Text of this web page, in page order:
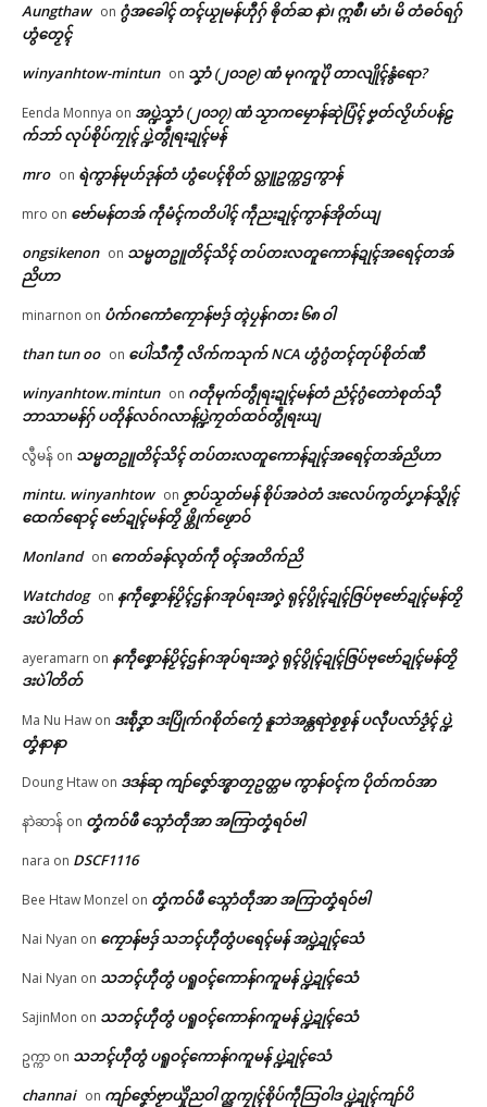
ဌာန်ပရိုၚ်ဗၠးၜးမန်
ရုဲစှ်
🏛 လညာတ်ပါ်ပဲါ
ညးဒါန်လိက်
Related
တၠအဝဵုပၞာန် မဂြောပ်လဝ်ကယျိုၚ်
May 19, 2026
ဂၠံၚ်တရဴဂကူမန်ဂှ် စိုပ်မံၚ်ဂၠံၚ်လဵုရ
March 23, 2026
In "ပရိုၚ်"
Aungthaw on ဂွံအခေါၚ် တၚ်ယၟုမန်ဟီုဂှ် ၜိုတ်ဆ နာဲ၊ ဣစဳ၊ မာံ၊ မိ တံဓဝ်ရဂှ်
ဟွံတၟေၚ်
winyanhtow-mintun on သၞာံ (၂၀၁၉) ဏံ မုဂကူပိုဲ တာလျိုၚ်နွံရော?
Eenda Monnya on အပ္ဍဲသၞာံ (၂၀၁၇) ဏံ သၟာကမၠောန်ဆုဲပြံၚ် ဗၞတ်လၟိဟ်ပန်ဠ
က်ဘာ် လုပ်စိုပ်ကၠုၚ် ပ္ဍဲတွဵုရးဍုၚ်မန်
mro on ရဲကွာန်မုဟ်ဒုန်တံ ဟွံပေၚ်စိုတ် လ္တူဥက္ကဌကွာန်
mro on ဗော်မန်တအ် ကဵုမံၚ်ကတိပါၚ် ကဵုညးဍုၚ်ကွာန်အိုတ်ယျ
ongsikenon on သမ္မတဥူတိၚ်သိၚ် တပ်တးလတူကောန်ဍုၚ်အရေၚ်တအ်
ညိဟာ
minarnon on ပံက်ဂကောံကၠောန်ဗဒှ် တ္ၚဲပၠန်ဂတး ၆၈ ဝါ
than tun oo on ပေါဲသဳကၠဳ လိက်ကသုက် NCA ဟွံဂွံတၚ်တုပ်စိုတ်ဏီ
winyanhtow.mintun on ဂတဵုမုက်တွဵုရးဍုၚ်မန်တံ ညံၚ်ဂွံတောဲစုတ်သီု
ဘာသာမန်ဂှ် ပတိုန်လဝ်ဂလာန်ပ္ဍဲကၠတ်ထဝ်တွဵုရးယျ
လွီမန် on သမ္မတဥူတိၚ်သိၚ် တပ်တးလတူကောန်ဍုၚ်အရေၚ်တအ်ညိဟာ
mintu. winyanhtow on ဇၟာပ်သၟတ်မန် စိုပ်အဝဲတံ ဒးလေပ်ကွတ်ပၞာန်သ္ဇိုၚ်
ထေက်ရောၚ် ဗော်ဍုၚ်မန်တၟိ ဖ္တိုက်ဖၟောဝ်
Monland on ကေတ်ခန်လ္ၚတ်ကဵု ၀ၚ်အတိက်ညိ
Watchdog on နကဵုစၞောန်ပၟိၚ်ဌန်ဂအုပ်ရးအဂၞဲ ရုၚ်ပွိုၚ်ဍုၚ်ဇြပ်ဗုဗော်ဍုၚ်မန်တၟိ
ဒးပဲါတိတ်
ayeramarn on နကဵုစၞောန်ပၟိၚ်ဌန်ဂအုပ်ရးအဂၞဲ ရုၚ်ပွိုၚ်ဍုၚ်ဇြပ်ဗုဗော်ဍုၚ်မန်တၟိ
ဒးပဲါတိတ်
Ma Nu Haw on ဒးစဵုဒၞာ ဒးပြိုက်ဂစိုတ်ကၠေံ နူဘဲအန္တရာဲစၟစၟန် ပလီုပလာ်ဒၟံၚ် ပ္ဍဲ
တၞံနာနာ
Doung Htaw on ဒဒန်ဆု ကျာ်ဇၞော်အ္စာတၠဥတ္တမ ကွာန်ဝၚ်က ပိုတ်ကဝ်အာ
နာဲဆာန် on တၞံကဝ်ဖီ သ္ဂောံတဵုအာ အကြာတၞံရဝ်ဗါ
nara on DSCF1116
Bee Htaw Monzel on တၞံကဝ်ဖီ သ္ဂောံတဵုအာ အကြာတၞံရဝ်ဗါ
Nai Nyan on ကၠောန်ဗဒှ် သဘၚ်ဟီုတွံပရေၚ်မန် အပ္ဍဲဍုၚ်သေံ
Nai Nyan on သဘၚ်ဟီုတွံ ပရူဝၚ်ကောန်ဂကူမန် ပ္ဍဲဍုၚ်သေံ
SajinMon on သဘၚ်ဟီုတွံ ပရူဝၚ်ကောန်ဂကူမန် ပ္ဍဲဍုၚ်သေံ
ဥက္ကာ on သဘၚ်ဟီုတွံ ပရူဝၚ်ကောန်ဂကူမန် ပ္ဍဲဍုၚ်သေံ
channai on ကျာ်ဇၞော်ဗၟာယှိုဲညဝါ က္ညကၠုၚ်စိုပ်ကဵုသြဝါဒ ပ္ဍဲဍုၚ်ကျာ်ပိ